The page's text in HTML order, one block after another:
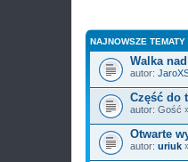
NAJNOWSZE TEMATY
Walka
autor:
Część do
autor: Gość
Otwarte
autor: uriuk